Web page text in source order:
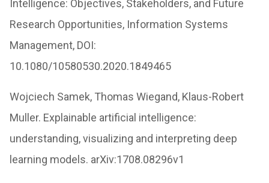
Intelligence: Objectives, Stakeholders, and Future
Research Opportunities, Information Systems
Management, DOI:
10.1080/10580530.2020.1849465
Wojciech Samek, Thomas Wiegand, Klaus-Robert
Muller. Explainable artificial intelligence:
understanding, visualizing and interpreting deep
learning models. arXiv:1708.08296v1